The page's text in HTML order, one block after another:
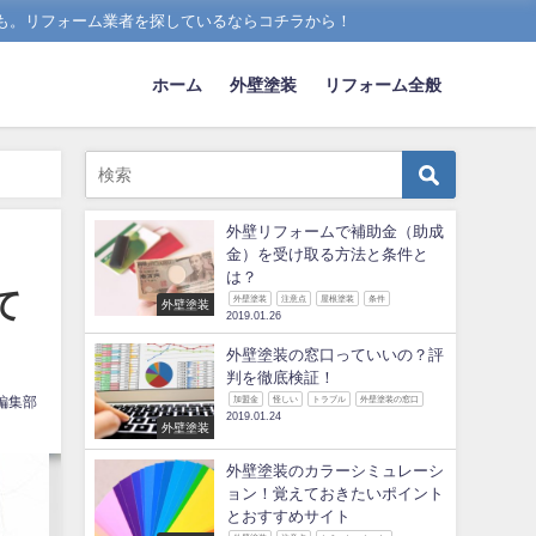
リフォーム業者を探しているならコチラから！
ホーム 外壁塗装 リフォーム全般
集部
外壁塗装
外壁リフォームで補助金（助成
金）を受け取る方法と条件と
は？
外壁塗装 注意点 屋根塗装 条件
2019.01.26
外壁塗装
外壁塗装の窓口っていいの？評
判を徹底検証！
加盟金 怪しい トラブル 外壁塗装の窓口
2019.01.24
外壁塗装のカラーシミュレーシ
ョン！覚えておきたいポイント
とおすすめサイト